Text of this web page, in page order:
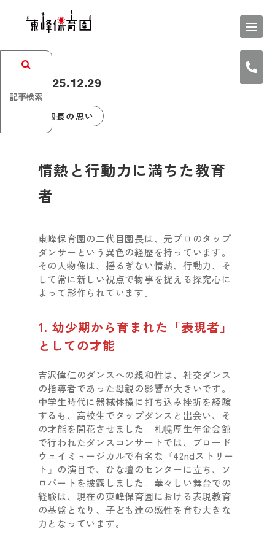
記事検索
2025.12.29
園長の思い
情熱と行動力に満ちた教育
者
東峰保育園の二代目園長は、元プロのタップ
ダンサーという異色の経歴を持っています。
その人物像は、揺るぎない情熱、行動力、そ
して常に新しい視点で物事を捉える探究心に
よって形作られています。
1. 幼少期から育まれた「表現者」
としての才能
吉沢偉仁のダンスへの親和性は、社交ダンス
の指導者であった母親の影響が大きいです。
中学生時代に器械体操に打ち込み挫折を経験
するも、高校生でタップダンスと出会い、そ
の才能を開花させました。札幌厚生年金会館
で行われたダンスコンサートでは、ブロード
ウェイミュージカルで有名な『42ndストリー
ト』の演目で、ひな壇のセンターに立ち、ソ
ロパートを披露しました。華々しい舞台での
経験は、現在の東峰保育園における表現教育
の基盤となり、子ども達の感性を育む大きな
力となっています。